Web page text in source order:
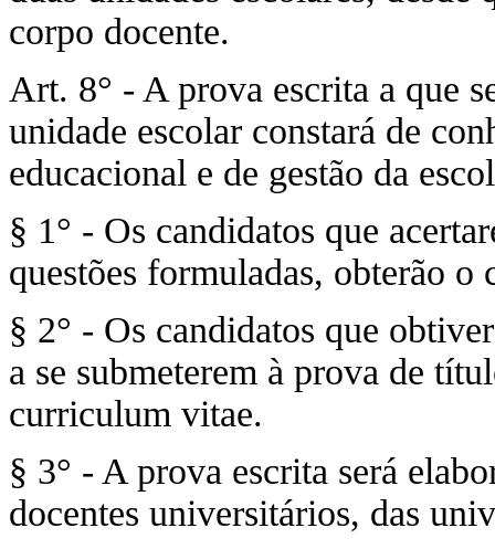
corpo docente.
Art. 8° - A prova escrita a que
unidade escolar constará de
educacional e de gestão da
§ 1° - Os candidatos que
questões formuladas, obterão o
§ 2° - Os candidatos que
a se submeterem à prova de
curriculum vitae.
§ 3° - A prova escrita será
docentes universitários, das